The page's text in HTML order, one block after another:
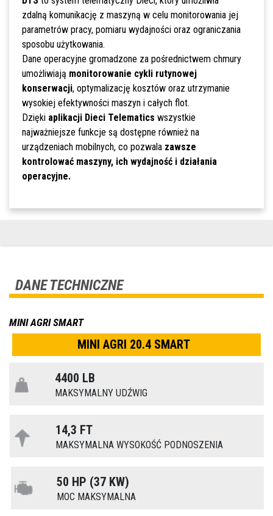
zdalną komunikację z maszyną w celu monitorowania jej
parametrów pracy, pomiaru wydajności oraz ograniczania
sposobu użytkowania.
Dane operacyjne gromadzone za pośrednictwem chmury
umożliwiają monitorowanie cykli rutynowej
konserwacji, optymalizację kosztów oraz utrzymanie
wysokiej efektywności maszyn i całych flot.
Dzięki aplikacji Dieci Telematics wszystkie
najważniejsze funkcje są dostępne również na
urządzeniach mobilnych, co pozwala zawsze
kontrolować maszyny, ich wydajność i działania
operacyjne.
DANE TECHNICZNE
MINI AGRI SMART
MINI AGRI 20.4 SMART
4400 LB
MAKSYMALNY UDŹWIG
14,3 FT
MAKSYMALNA WYSOKOŚĆ PODNOSZENIA
50 HP (37 KW)
MOC MAKSYMALNA